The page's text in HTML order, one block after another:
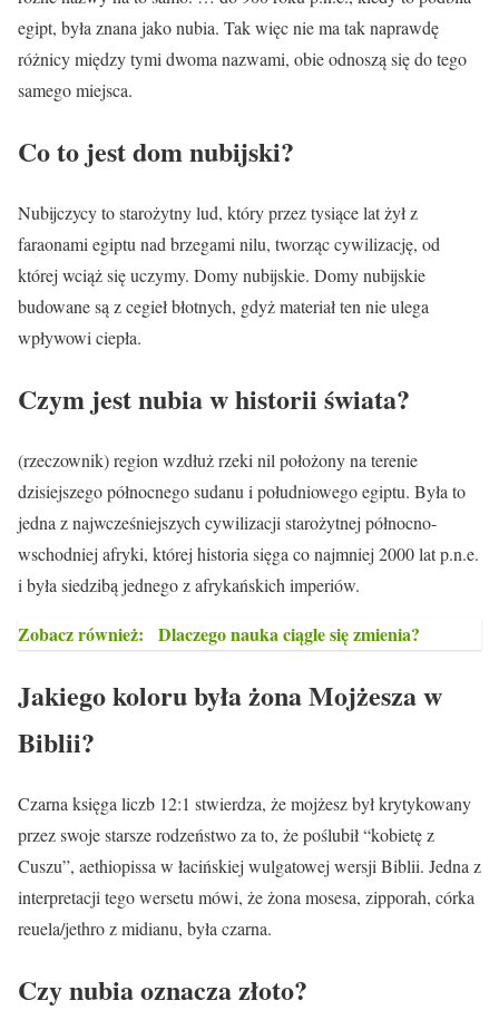
egipt, była znana jako nubia. Tak więc nie ma tak naprawdę
różnicy między tymi dwoma nazwami, obie odnoszą się do tego
samego miejsca.
Co to jest dom nubijski?
Nubijczycy to starożytny lud, który przez tysiące lat żył z
faraonami egiptu nad brzegami nilu, tworząc cywilizację, od
której wciąż się uczymy. Domy nubijskie. Domy nubijskie
budowane są z cegieł błotnych, gdyż materiał ten nie ulega
wpływowi ciepła.
Czym jest nubia w historii świata?
(rzeczownik) region wzdłuż rzeki nil położony na terenie
dzisiejszego północnego sudanu i południowego egiptu. Była to
jedna z najwcześniejszych cywilizacji starożytnej północno-
wschodniej afryki, której historia sięga co najmniej 2000 lat p.n.e.
i była siedzibą jednego z afrykańskich imperiów.
Zobacz również: Dlaczego nauka ciągle się zmienia?
Jakiego koloru była żona Mojżesza w
Biblii?
Czarna księga liczb 12:1 stwierdza, że mojżesz był krytykowany
przez swoje starsze rodzeństwo za to, że poślubił “kobietę z
Cuszu”, aethiopissa w łacińskiej wulgatowej wersji Biblii. Jedna z
interpretacji tego wersetu mówi, że żona mosesa, zipporah, córka
reuela/jethro z midianu, była czarna.
Czy nubia oznacza złoto?